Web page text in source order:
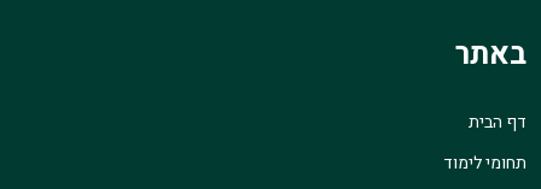
באתר
דף הבית
תחומי לימוד